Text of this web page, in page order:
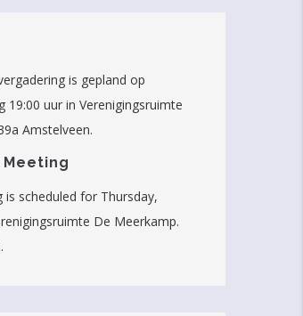
is gepland op
19:00 uur in Verenigingsruimte
Amstelveen.
scheduled for Thursday,
De Meerkamp.